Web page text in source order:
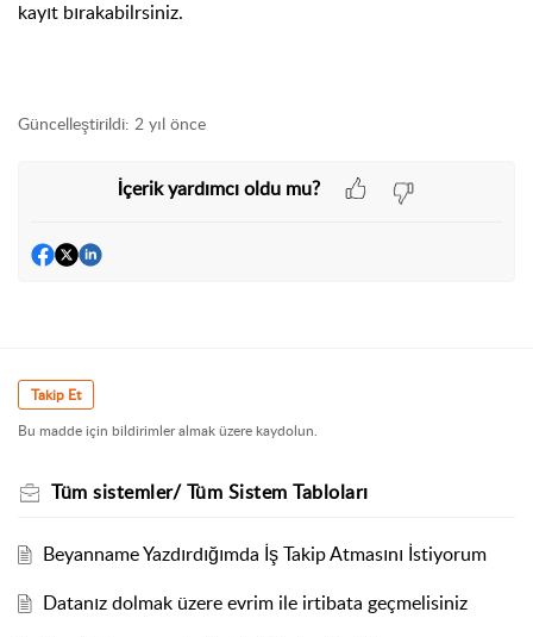
kayıt bırakabilrsiniz.
Güncelleştirildi: 2 yıl önce
İçerik yardımcı oldu mu?
Takip Et
Bu madde için bildirimler almak üzere kaydolun.
Tüm sistemler/ Tüm Sistem Tabloları
Beyanname Yazdırdığımda İş Takip Atmasını İstiyorum
Datanız dolmak üzere evrim ile irtibata geçmelisiniz